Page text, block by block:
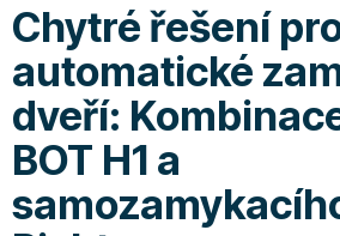
Chytré řešení
automatické
dveří:
BOT H1 a